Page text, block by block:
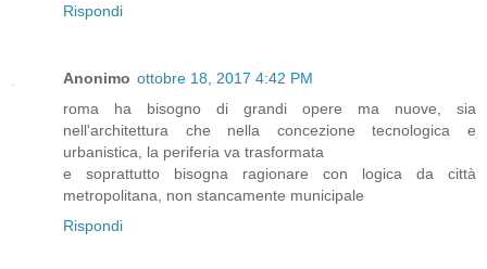
Rispondi
Anonimo ottobre 18, 2017 4:42 PM
roma ha bisogno di grandi opere ma nuove, sia
nell'architettura che nella concezione tecnologica e
urbanistica, la periferia va trasformata
e soprattutto bisogna ragionare con logica da città
metropolitana, non stancamente municipale
Rispondi